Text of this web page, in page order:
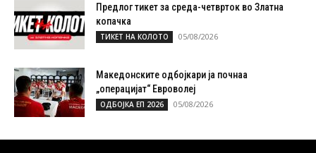
Предлог тикет за среда-четврток во Златна
копачка
ТИКЕТ НА КОЛОТО 05/08/2026
Македонските одбојкари ја почнаа
„операцијат“ Евроволеј
ОДБОЈКА ЕП 2026 05/08/2026